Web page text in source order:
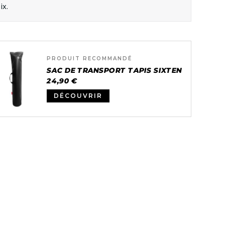
PRODUIT RECOMMANDÉ
SAC DE TRANSPORT TAPIS SIXTEN
24,90 €
DÉCOUVRIR